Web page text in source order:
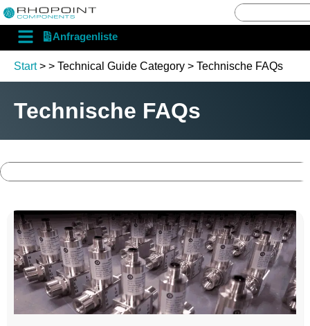
English Deutsch
Anfragenliste
Start> > Technical Guide Category > Technische FAQs
Technische FAQs